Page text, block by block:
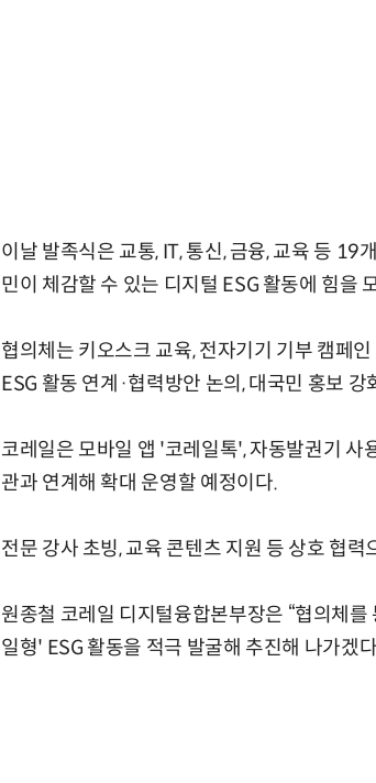
이날 발족식은 교통, IT, 통신, 금융, 교육 등
민이 체감할 수 있는 디지털 ESG 활동에 힘을
협의체는 키오스크 교육, 전자기기 기부 캠페
ESG 활동 연계·협력방안 논의, 대국민 홍보 강
코레일은 모바일 앱 '코레일톡', 자동발권기 사
관과 연계해 확대 운영할 예정이다.
전문 강사 초빙, 교육 콘텐츠 지원 등 상호 협
원종철 코레일 디지털융합본부장은 “협의체
일형' ESG 활동을 적극 발굴해 추진해 나가겠